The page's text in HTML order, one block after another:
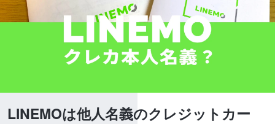
LINEMOは他人名義のクレジットカー